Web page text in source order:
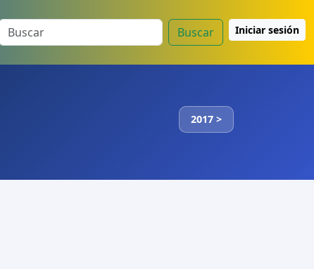
Buscar Iniciar sesión
2017 >